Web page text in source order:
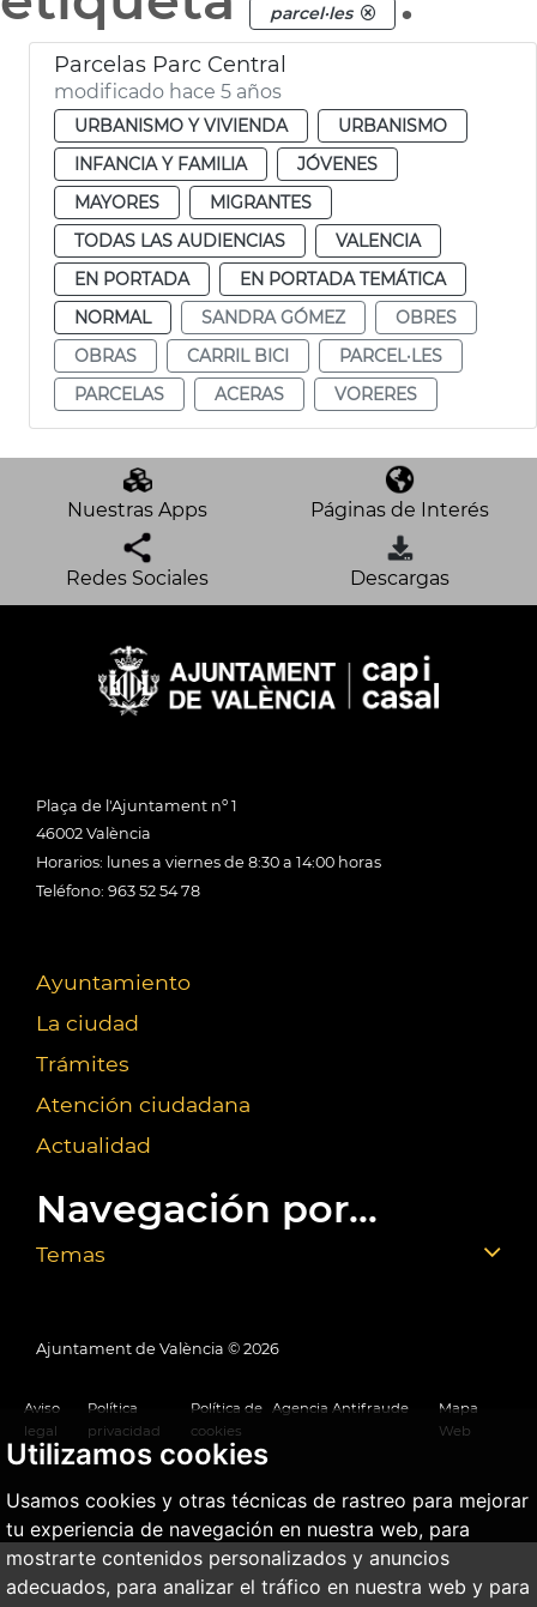
Utilizamos cookies
Usamos cookies y otras técnicas de rastreo para mejorar
tu experiencia de navegación en nuestra web, para
mostrarte contenidos personalizados y anuncios
adecuados, para analizar el tráfico en nuestra web y para
parcel·les
Parcelas Parc Central
modificado hace 5 años
URBANISMO Y VIVIENDA
URBANISMO
INFANCIA Y FAMILIA
JÓVENES
MAYORES
MIGRANTES
TODAS LAS AUDIENCIAS
VALENCIA
EN PORTADA
EN PORTADA TEMÁTICA
NORMAL
SANDRA GÓMEZ
OBRES
OBRAS
CARRIL BICI
PARCEL·LES
PARCELAS
ACERAS VORERES
Nuestras Apps Páginas de Interés
Redes Sociales Descargas
Plaça de l'Ajuntament nº 1
46002 València
Horarios: lunes a viernes de 8:30 a 14:00 horas
Teléfono: 963 52 54 78
Ayuntamiento
La ciudad
Trámites
Atención ciudadana
Actualidad
Navegación por...
Temas
Ajuntament de València © 2026
Aviso
legal
Política
privacidad
Política de
cookies
Agencia Antifraude
Mapa
Web